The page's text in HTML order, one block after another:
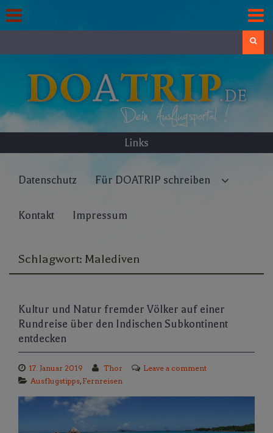
to
content
Links
Datenschutz Für DOATRIP schreiben
Kontakt Impressum
Schlagwort: Malediven
Kultur und Natur fremder Völker auf einer
Rundreise über den Indischen Subkontinent
entdecken
17. Januar 2019 Thor
Leave a comment
Ausflugstipps, Fernreisen